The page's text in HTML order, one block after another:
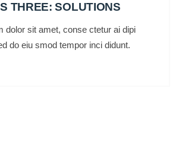
THREE: SOLUTIONS
dolor sit amet, conse ctetur ai dipi
do eiu smod tempor inci didunt.